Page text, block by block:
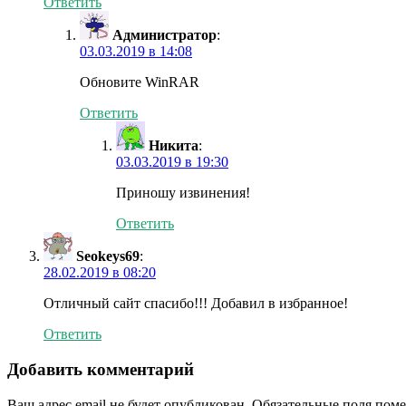
Администратор:
03.03.2019 в 14:08
Обновите WinRAR
Ответить
Никита:
03.03.2019 в 19:30
Приношу извинения!
Ответить
Seokeys69:
28.02.2019 в 08:20
Отличный сайт спасибо!!! Добавил в избранное!
Ответить
Добавить комментарий